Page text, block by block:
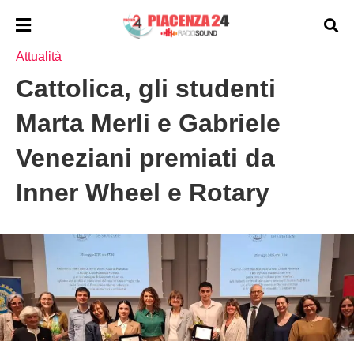
HOMEPAGE ATTUALITÀ
Attualità
Cattolica, gli studenti
Marta Merli e Gabriele
Veneziani premiati da
Inner Wheel e Rotary